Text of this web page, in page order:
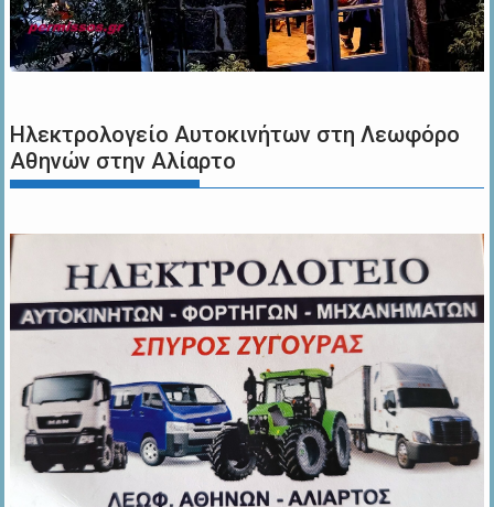
Ηλεκτρολογείο Αυτοκινήτων στη Λεωφόρο
Αθηνών στην Αλίαρτο